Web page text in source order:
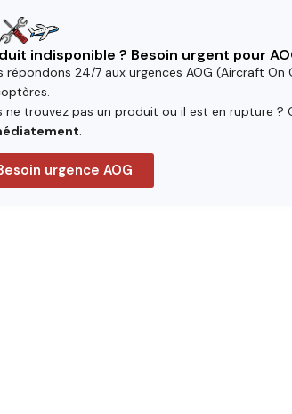
indisponible ? Besoin urgent pour
répondons 24/7 aux urgences AOG (Aircraft
ne trouvez pas un produit ou il est en rupture ?
.
urgence AOG